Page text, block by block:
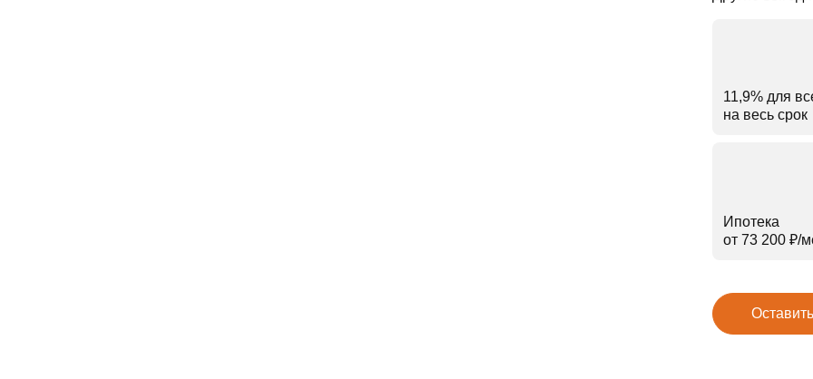
11,9% для
на весь срок
Ипотека
от 73 200 ₽⁠/⁠